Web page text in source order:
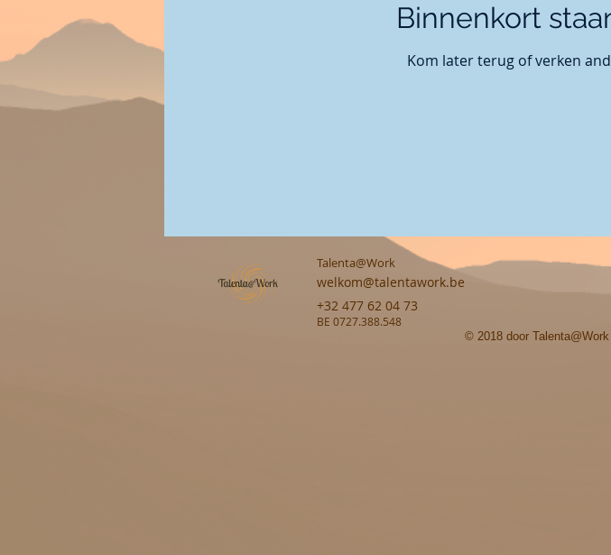
Binnenkort
Kom later terug of verken
Talenta@Work
welkom@talentawork.be
+32 477 62 04 73
BE 0727.388.548
© 2018 door